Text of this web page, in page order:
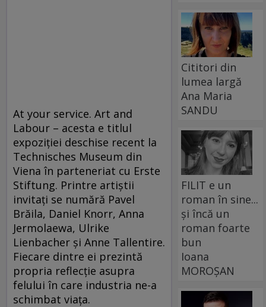
At your service. Art and
Labour – acesta e titlul
expoziţiei deschise recent la
Technisches Museum din
Viena în parteneriat cu Erste
Stiftung. Printre artiştii
invitaţi se numără Pavel
Brăila, Daniel Knorr, Anna
Jermolaewa, Ulrike
Lienbacher şi Anne Tallentire.
Fiecare dintre ei prezintă
propria reflecţie asupra
felului în care industria ne-a
schimbat viaţa.
Cititori din
lumea largă
Ana Maria
SANDU
FILIT e un
roman în sine...
și încă un
roman foarte
bun
Ioana
MOROȘAN